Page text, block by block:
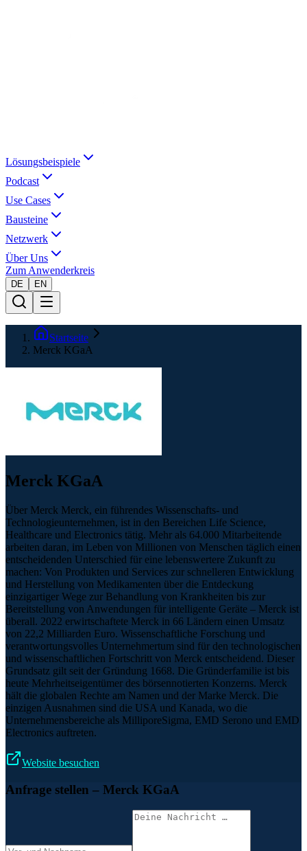
Lösungsbeispiele
Podcast
Use Cases
Bausteine
Netzwerk
Über Uns
Zum Anwenderkreis
DE EN
Startseite
Merck KGaA
Merck KGaA
Über Merck Merck, ein führendes Wissenschafts- und
Technologieunternehmen, ist in den Bereichen Life Science,
Healthcare und Electronics tätig. Mehr als 64.000 Mitarbeitende
arbeiten daran, im Leben von Millionen von Menschen täglich einen
entscheidenden Unterschied für eine lebenswertere Zukunft zu
machen: Von Produkten und Services zur schnelleren Entwicklung
und Herstellung von Medikamenten über die Entdeckung
einzigartiger Wege zur Behandlung von Krankheiten bis zur
Bereitstellung von Anwendungen für intelligente Geräte – Merck ist
überall. 2022 erwirtschaftete Merck in 66 Ländern einen Umsatz
von 22,2 Milliarden Euro. Wissenschaftliche Forschung und
verantwortungsvolles Unternehmertum sind für den technologischen
und wissenschaftlichen Fortschritt von Merck entscheidend. Dieser
Grundsatz gilt seit der Gründung 1668. Die Gründerfamilie ist bis
heute Mehrheitseigentümer des börsennotierten Konzerns. Merck
hält die globalen Rechte am Namen und der Marke Merck. Die
einzigen Ausnahmen sind die USA und Kanada, wo die
Unternehmensbereiche als MilliporeSigma, EMD Serono und EMD
Electronics auftreten.
Website besuchen
Anfrage stellen – Merck KGaA